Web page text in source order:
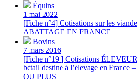
Équins
1 mai 2022
[Fiche n°4] Cotisations sur les
ABATTAGE EN FRANCE
Bovins
7 mars 2016
[Fiche n°19 ] Cotisations
bétail destiné à l’élevage en
OU PLUS